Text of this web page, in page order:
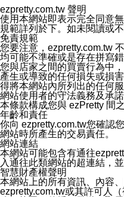
您同意本公司網站，透過
停止接收這些資料或電子
十五、訊息通知
本公司/本服務將以通知型
本公司/本服務傳送之通知
1.LINE 帳號設定的電話
2.該 LINE 帳號已在 LINE
3.LINE 帳號未封鎖傳送訊
欲變更通知型訊息的設定
1.點選「主頁」＞「設定」
2.點選「隱私設定」
3.點選「提供使用資料」
4.點選「LINE通知型訊息
5.開關「接收LINE通知型
❗️關閉「接收通知型訊息
ezpretty.com.tw 聲明
使用本網站即表示完全同意
規範詳列於下。如未閱讀或
免責規範
您要注意，ezpretty.com.tw
均可能不準確或是存在拼寫
您與店家之間的買賣行為中
產生或導致的任何損失或損
得將本網站內所列出的任何
網站使用者的守法義務及承諾
本條款構成您與 ezPretty 間
年齡和責任
你向 ezpretty.com.tw您確認
網站時所產生的交易責任。
網站連結
本網站可能包含有通往
入通往此類網站的超連結，
智慧財產權聲明
本網站上的所有資訊、內容
ezpretty.com.tw或其許可人